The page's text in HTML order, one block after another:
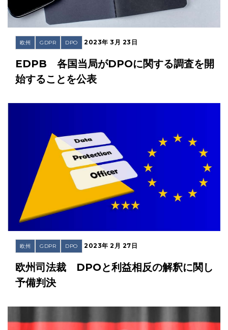
欧州 GDPR DPO 2023年 3月 23日
EDPB 各国当局がDPOに関する調査を開
始することを公表
欧州 GDPR DPO 2023年 2月 27日
欧州司法裁 DPOと利益相反の解釈に関し
予備判決